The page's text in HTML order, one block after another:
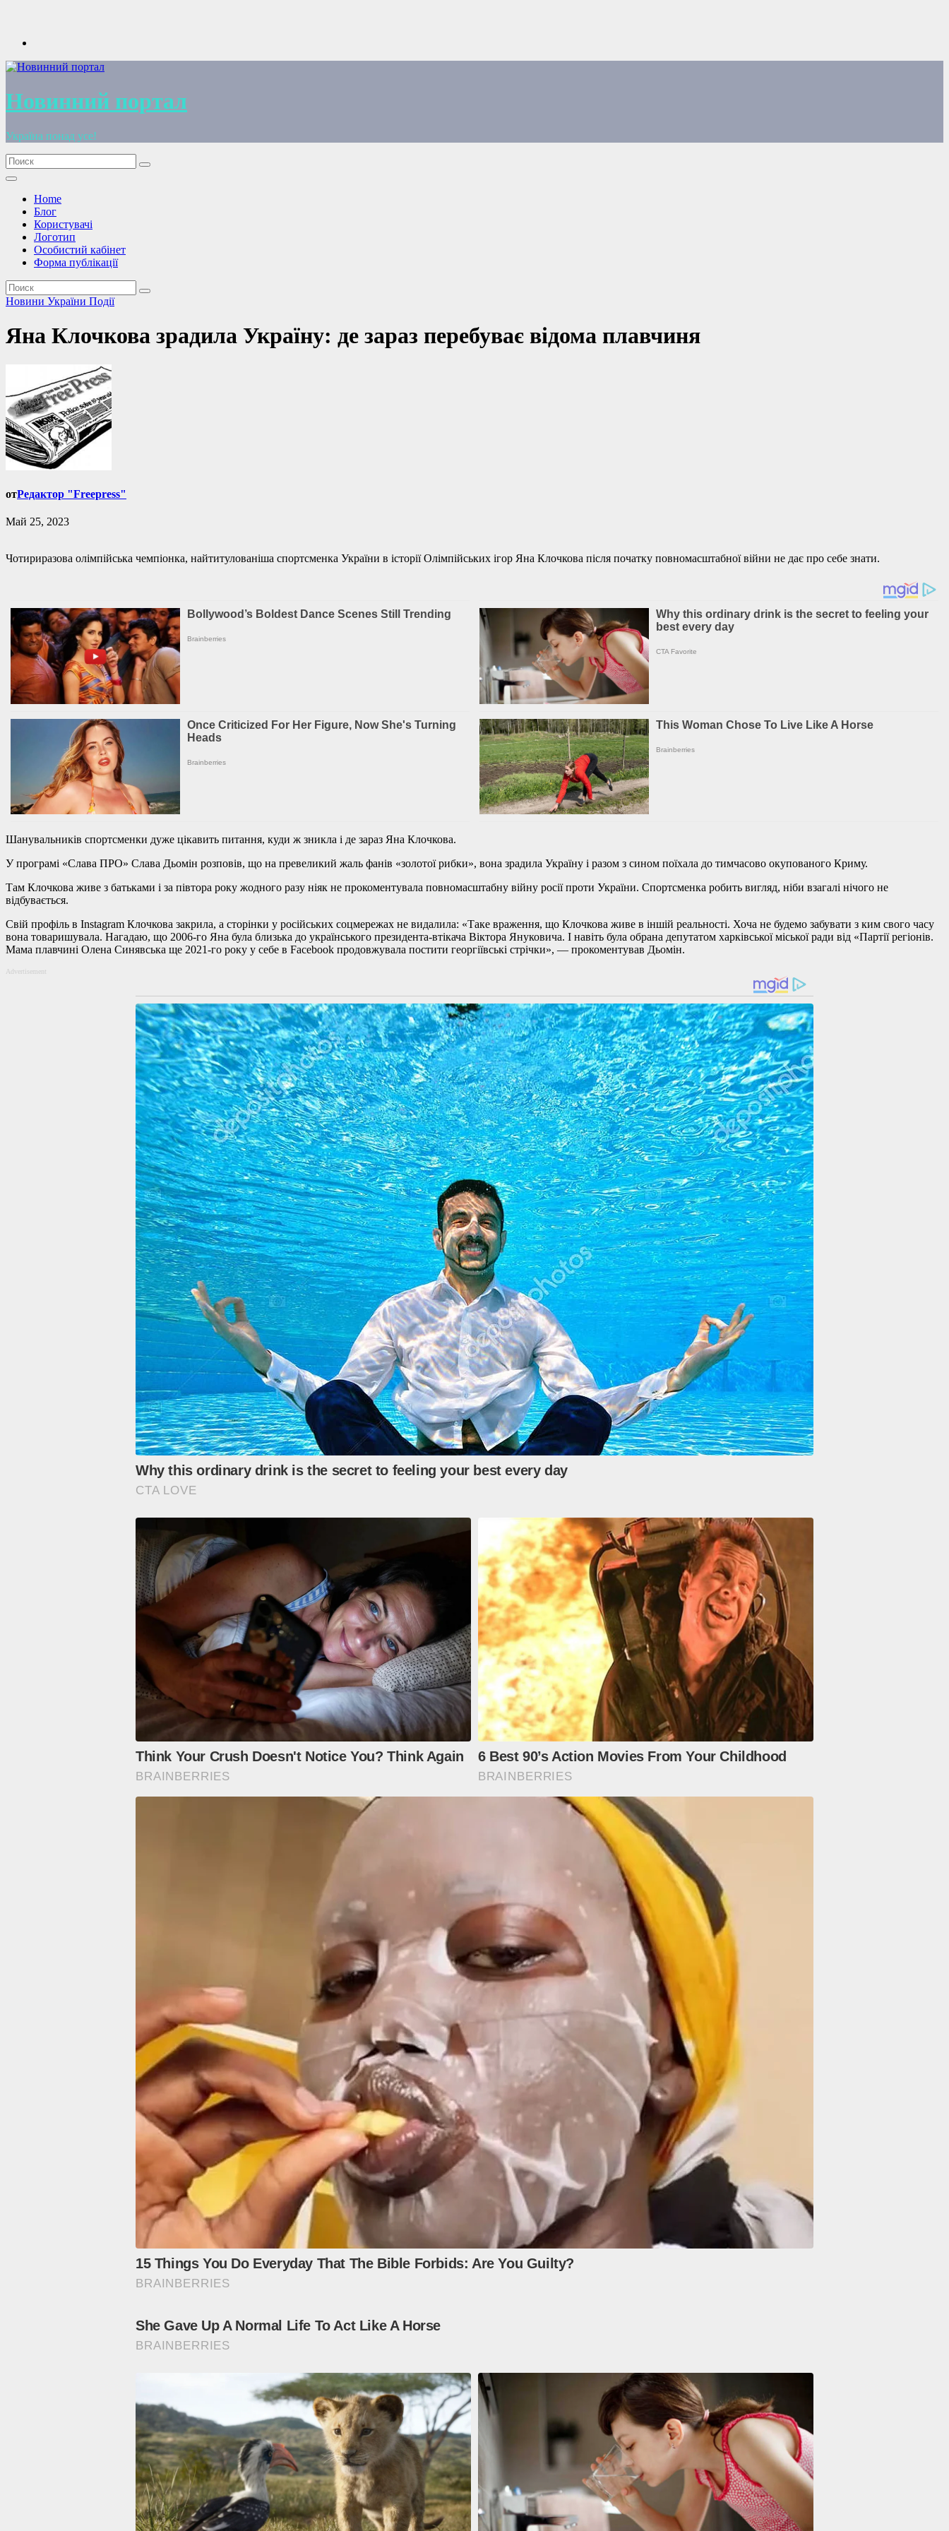
Перейти
содержимому
Новинний портал
Україна понад усе!
Home
Блог
Користувачі
Логотип
Особистий кабінет
Форма публікації
Новини України Події
Яна Клочкова зрадила Україну: де зараз перебуває відома плавчиня
отРедактор "Freepress"
Май 25, 2023
Чотириразова олімпійська чемпіонка, найтитулованіша спортсменка України в історії Олімпійських ігор Яна Клочкова після початку повномасштабної війни не дає про себе знати.
Шанувальників спортсменки дуже цікавить питання, куди ж зникла і де зараз Яна Клочкова.
У програмі «Слава ПРО» Слава Дьомін розповів, що на превеликий жаль фанів «золотої рибки», вона зрадила Україну і разом з сином поїхала до тимчасово окупованого Криму.
Там Клочкова живе з батьками і за півтора року жодного разу ніяк не прокоментувала повномасштабну війну росії проти України. Спортсменка робить вигляд, ніби взагалі нічого не
відбувається.
Свій профіль в Instagram Клочкова закрила, а сторінки у російських соцмережах не видалила: «Таке враження, що Клочкова живе в іншій реальності. Хоча не будемо забувати з ким свого часу
вона товаришувала. Нагадаю, що 2006-го Яна була близька до українського президента-втікача Віктора Януковича. І навіть була обрана депутатом харківської міської ради від «Партії регіонів.
Мама плавчині Олена Синявська ще 2021-го року у себе в Facebook продовжувала постити георгіївські стрічки», — прокоментував Дьомін.
Advertisement